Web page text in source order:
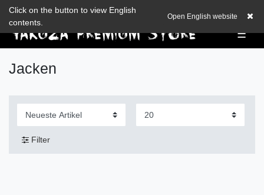
Zum Blog
☰
Click on the button to view English
contents.
Open English website
Jacken
Filter